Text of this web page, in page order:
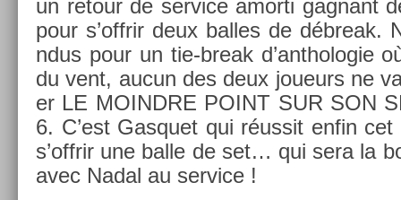
un re­tour de ser­vice amor­ti gag­nant
pour s’offrir deux bal­les de débreak.
ndus pour un tie-break d’anthologie
du vent, aucun des deux joueurs ne
er LE MOINDRE POINT SUR SON
6. C’est Gas­quet qui réussit enfin
s’offrir une balle de set… qui sera la
avec Nadal au ser­vice !